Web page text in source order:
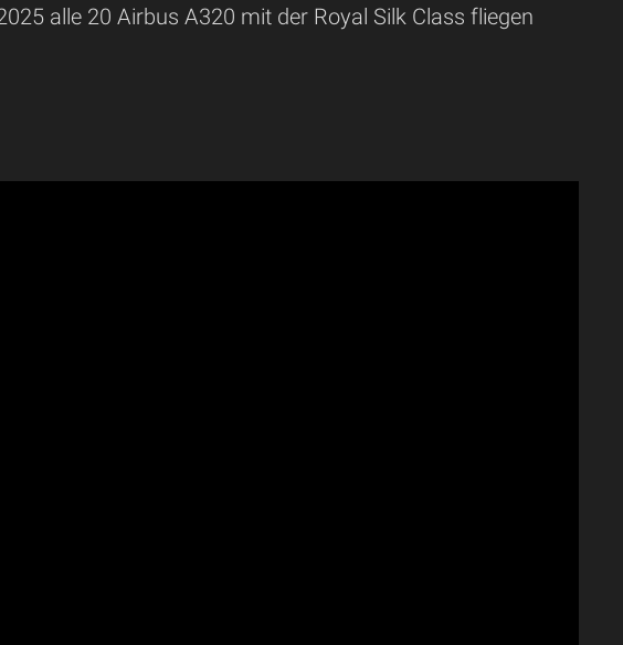
alle 20 Airbus A320 mit der Royal Silk Class fliegen